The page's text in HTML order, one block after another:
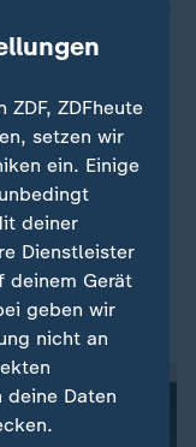
Journalisten. Auf
es werde sehr
war der erste
langjährigen
durch die
im
auch der erste
USA.
ZDFheute
setzen wir
ein. Einige
deiner
Dienstleister
deinem Gerät
geben wir
nicht an
deine Daten